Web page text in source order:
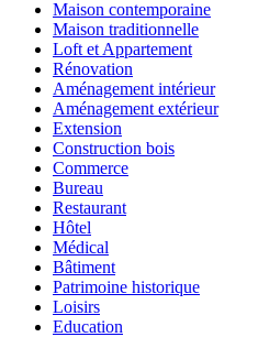
Maison contemporaine
Maison traditionnelle
Loft et Appartement
Rénovation
Aménagement intérieur
Aménagement extérieur
Extension
Construction bois
Commerce
Bureau
Restaurant
Hôtel
Médical
Bâtiment
Patrimoine historique
Loisirs
Education